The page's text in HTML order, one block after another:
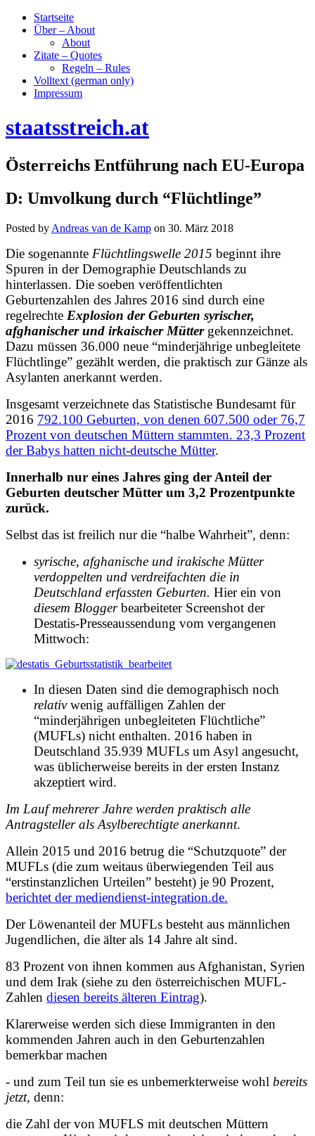
Startseite
Über – About
About
Zitate – Quotes
Regeln – Rules
Volltext (german only)
Impressum
staatsstreich.at
Österreichs Entführung nach EU-Europa
D: Umvolkung durch “Flüchtlinge”
Posted by Andreas van de Kamp on 30. März 2018
Die sogenannte Flüchtlingswelle 2015 beginnt ihre
Spuren in der Demographie Deutschlands zu
hinterlassen. Die soeben veröffentlichten
Geburtenzahlen des Jahres 2016 sind durch eine
regelrechte Explosion der Geburten syrischer,
afghanischer und irkaischer Müttergekennzeichnet.
Dazu müssen 36.000 neue “minderjährige unbegleitete
Flüchtlinge” gezählt werden, die praktisch zur Gänze als
Asylanten anerkannt werden.
Insgesamt verzeichnete das Statistische Bundesamt für
2016 792.100 Geburten, von denen 607.500 oder 76,7
Prozent von deutschen Müttern stammten. 23,3 Prozent
der Babys hatten nicht-deutsche Mütter.
Innerhalb nur eines Jahres ging der Anteil der
Geburten deutscher Mütter um 3,2 Prozentpunkte
zurück.
Selbst das ist freilich nur die “halbe Wahrheit”, denn:
syrische, afghanische und irakische Mütter
verdoppelten und verdreifachten die in
Deutschland erfassten Geburten. Hier ein von
diesem Bloggerbearbeiteter Screenshot der
Destatis-Presseaussendung vom vergangenen
Mittwoch:
In diesen Daten sind die demographisch noch
relativwenig auffälligen Zahlen der
“minderjährigen unbegleiteten Flüchtliche”
(MUFLs) nicht enthalten. 2016 haben in
Deutschland 35.939 MUFLs um Asyl angesucht,
was üblicherweise bereits in der ersten Instanz
akzeptiert wird.
Im Lauf mehrerer Jahre werden praktisch alle
Antragsteller als Asylberechtigte anerkannt.
Allein 2015 und 2016 betrug die “Schutzquote” der
MUFLs (die zum weitaus überwiegenden Teil aus
“erstinstanzlichen Urteilen” besteht) je 90 Prozent,
berichtet der mediendienst-integration.de.
Der Löwenanteil der MUFLs besteht aus männlichen
Jugendlichen, die älter als 14 Jahre alt sind.
83 Prozent von ihnen kommen aus Afghanistan, Syrien
und dem Irak (siehe zu den österreichischen MUFL-
Zahlen diesen bereits älteren Eintrag).
Klarerweise werden sich diese Immigranten in den
kommenden Jahren auch in den Geburtenzahlen
bemerkbar machen
- und zum Teil tun sie es unbemerkterweise wohl bereits
jetzt, denn:
die Zahl der von MUFLS mit deutschen Müttern